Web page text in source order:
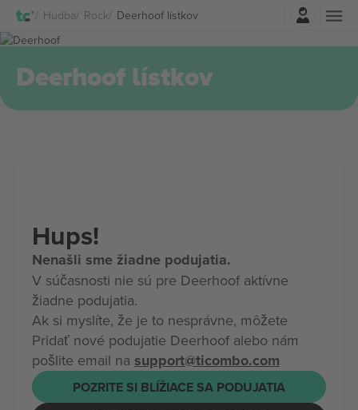
Hudba Rock Deerhoof lístkovPrihlásenie
Deerhoof lístkov
Hups!
Nenašli sme žiadne podujatia.
V súčasnosti nie sú pre Deerhoof aktívne
žiadne podujatia.
Ak si myslíte, že je to nesprávne, môžete
Pridať nové podujatie Deerhoof alebo nám
pošlite email na support@ticombo.com
POZRITE SI BLÍŽIACE SA PODUJATIA